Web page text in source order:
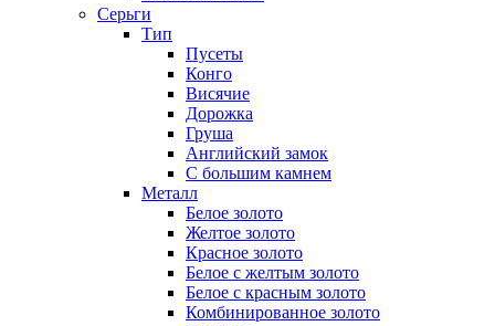
Серьги
Тип
Пусеты
Конго
Висячие
Дорожка
Груша
Английский замок
С большим камнем
Металл
Белое золото
Желтое золото
Красное золото
Белое с желтым золото
Белое с красным золото
Комбинированное золото